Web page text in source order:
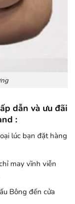
dẫn và ưu đãi
:
lúc bạn đặt hàng
may vĩnh viễn
Bông đến cửa